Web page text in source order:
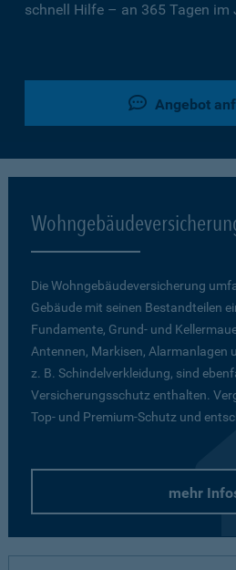
schnell Hilfe – an 365 Tagen im
Angebot
Die Wohngebäudeversicherung
Gebäude mit seinen Bestandteilen
Fundamente, Grund- und
Antennen, Markisen, Alarmanlagen
z. B. Schindelverkleidung, sind
Versicherungsschutz enthalten.
Top- und Premium-Schutz und
mehr